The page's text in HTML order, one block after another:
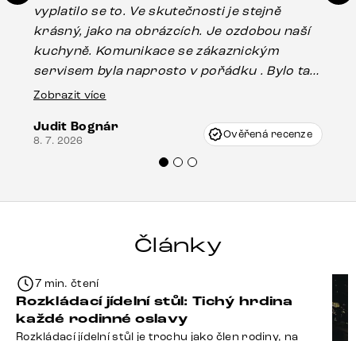
vyplatilo se to. Ve skutečnosti je stejně
krásný, jako na obrázcích. Je ozdobou naší
kuchyně. Komunikace se zákaznickým
servisem byla naprosto v pořádku . Bylo tam
drobné poškození u nohy stolu, které mohlo
Vincze mi velmi korektně vyšli vstříc.
Doporučuji produkty Delife všem.“
Zobrazit více
Judit Bognár
8. 7. 2026 Ověřená recenze
Články
7 min. čtení
Rozkládací jídelní stůl: Tichý hrdina
každé rodinné oslavy
Rozkládací jídelní stůl je trochu jako člen rodiny, na